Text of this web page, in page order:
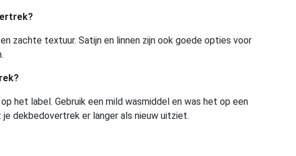
zachte textuur. Satijn en linnen zijn ook goede opties voor
het label. Gebruik een mild wasmiddel en was het op een
dekbedovertrek er langer als nieuw uitziet.